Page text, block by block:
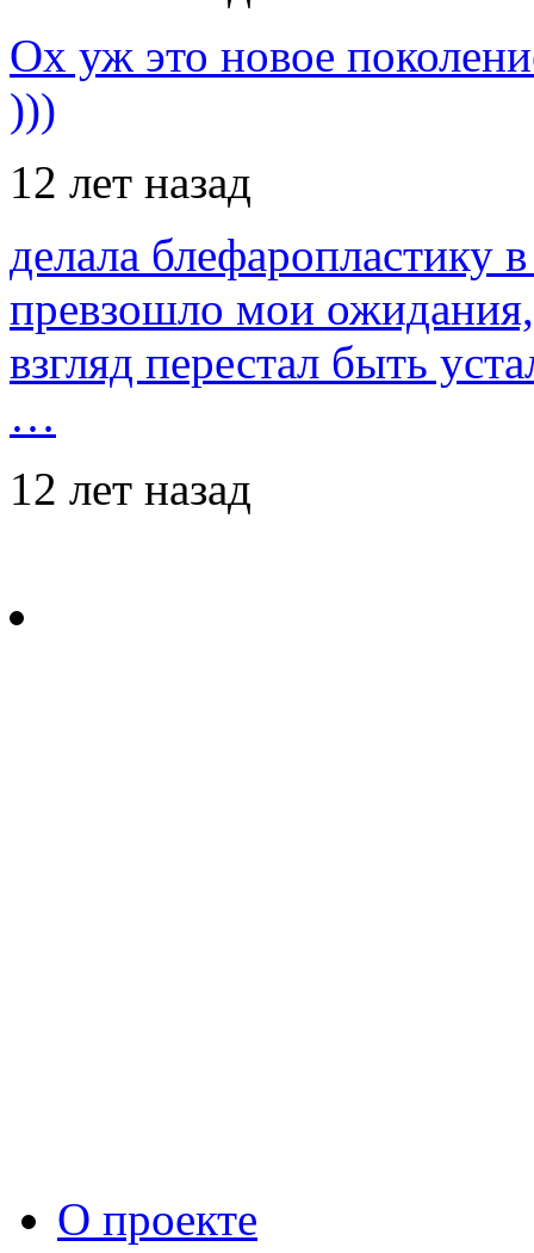
Ох уж это новое
)))
12 лет назад
делала блефаропластику
превзошло мои
взгляд перестал быть
…
12 лет назад
О проекте